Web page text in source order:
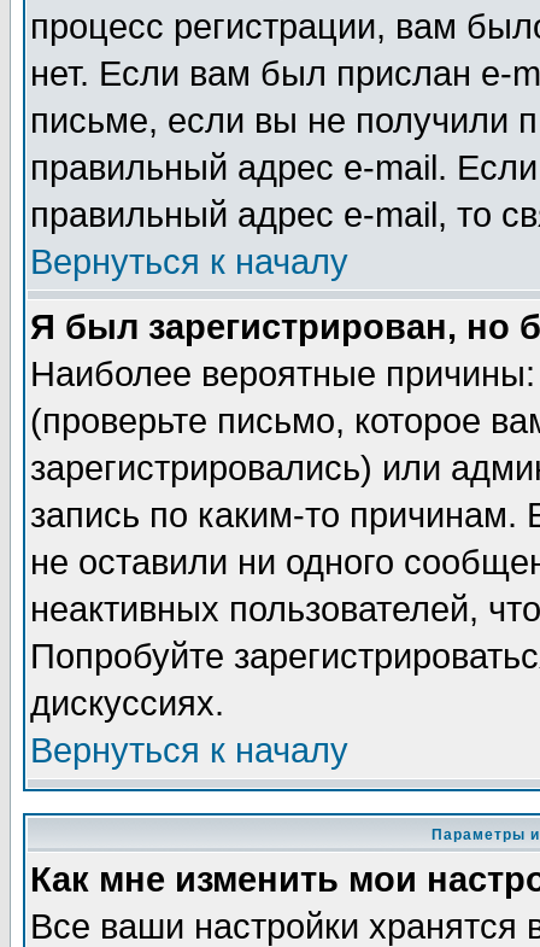
процесс регистрации, вам
нет. Если вам был прислан e-
письме, если вы не получили
правильный адрес e-mail.
правильный адрес e-mail, то
Вернуться к началу
Я был зарегистрирован, но
Наиболее вероятные
(проверьте письмо, которое
зарегистрировались) или
запись по каким-то
не оставили ни одного
неактивных пользователей,
Попробуйте
дискуссиях.
Вернуться к началу
Параметры
Как мне изменить мои
Все ваши настройки